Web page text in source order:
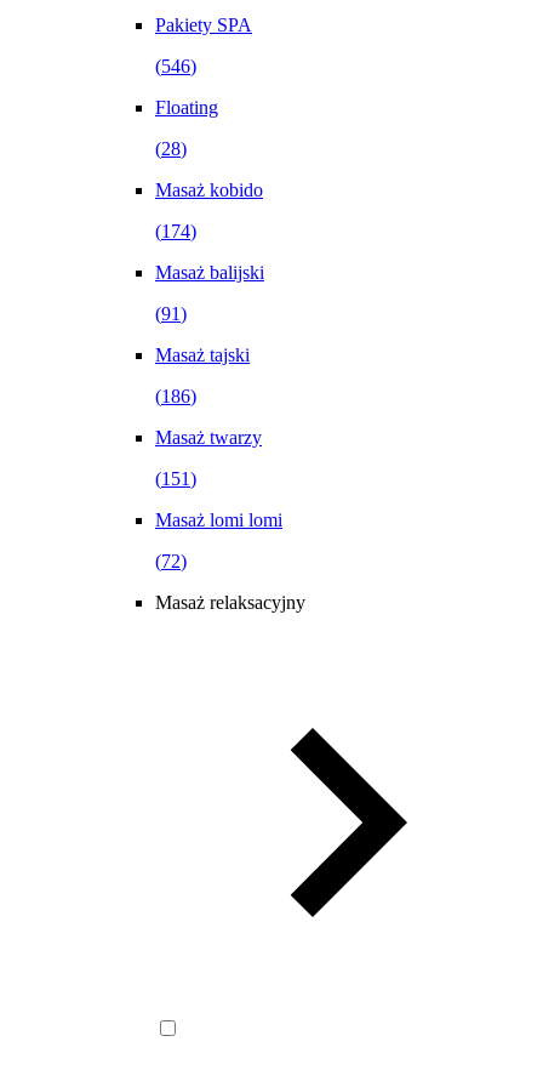
Pakiety SPA
(546)
Floating
(28)
Masaż kobido
(174)
Masaż balijski
(91)
Masaż tajski
(186)
Masaż twarzy
(151)
Masaż lomi lomi
(72)
Masaż relaksacyjny